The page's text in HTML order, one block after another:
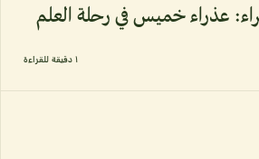
عذراء خميس في رحلة العلم
١ دقيقة للقراءة